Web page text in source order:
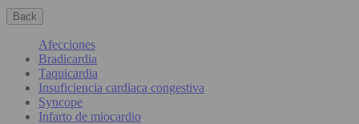
Back
Afecciones
Bradicardia
Taquicardia
Insuficiencia cardiaca congestiva
Syncope
Infarto de miocardio